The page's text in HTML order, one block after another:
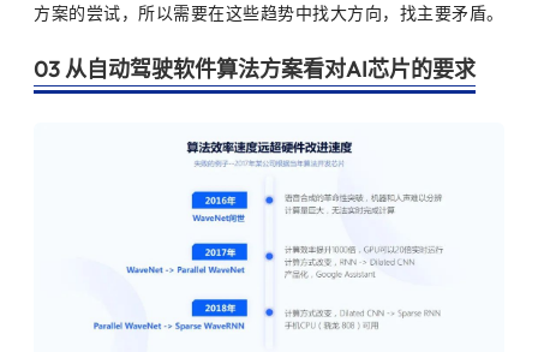
方案的尝试，所以需要在这些趋势中找大方向，找主要矛盾。
03 从自动驾驶软件算法方案看对AI芯片的要求